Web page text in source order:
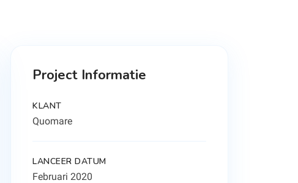
Project Informatie
KLANT
Quomare
LANCEER DATUM
Februari 2020